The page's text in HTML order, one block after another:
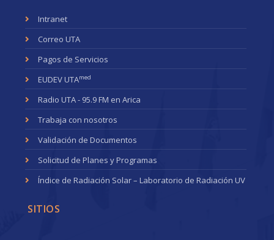
Intranet
Correo UTA
Pagos de Servicios
EUDEV UTAmed
Radio UTA - 95.9 FM en Arica
Trabaja con nosotros
Validación de Documentos
Solicitud de Planes y Programas
Índice de Radiación Solar – Laboratorio de Radiación UV
SITIOS